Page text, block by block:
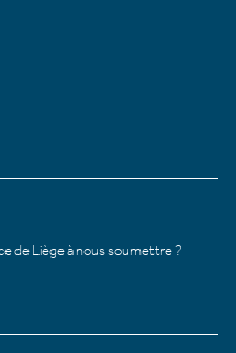
de Liège à nous soumettre ?